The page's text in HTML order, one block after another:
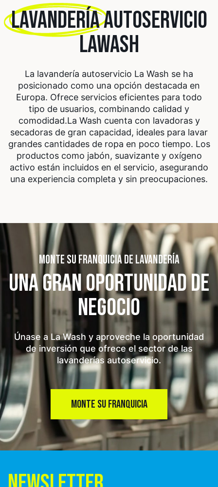
LAVANDERÍAAUTOSERVICIO
LAWASH
La lavandería autoservicio La Wash se ha
posicionado como una opción destacada en
Europa. Ofrece servicios eficientes para todo
tipo de usuarios, combinando calidad y
comodidad.La Wash cuenta con lavadoras y
secadoras de gran capacidad, ideales para lavar
grandes cantidades de ropa en poco tiempo. Los
productos como jabón, suavizante y oxígeno
activo están incluidos en el servicio, asegurando
una experiencia completa y sin preocupaciones.
MONTE SU FRANQUICIA DE LAVANDERÍA
UNA GRAN OPORTUNIDADDE
NEGOCIO
Únase a La Wash y aproveche la oportunidad
de inversión que ofrece el sector de las
lavanderías autoservicio.
MONTE SU FRANQUICIA